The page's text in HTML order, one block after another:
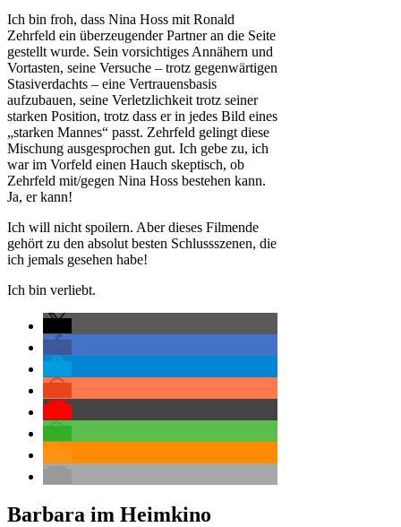
Ich bin froh, dass Nina Hoss mit Ronald
Zehrfeld ein überzeugender Partner an die Seite
gestellt wurde. Sein vorsichtiges Annähern und
Vortasten, seine Versuche – trotz gegenwärtigen
Stasiverdachts – eine Vertrauensbasis
aufzubauen, seine Verletzlichkeit trotz seiner
starken Position, trotz dass er in jedes Bild eines
„starken Mannes“ passt. Zehrfeld gelingt diese
Mischung ausgesprochen gut. Ich gebe zu, ich
war im Vorfeld einen Hauch skeptisch, ob
Zehrfeld mit/gegen Nina Hoss bestehen kann.
Ja, er kann!
Ich will nicht spoilern. Aber dieses Filmende
gehört zu den absolut besten Schlussszenen, die
ich jemals gesehen habe!
Ich bin verliebt.
Barbara im Heimkino